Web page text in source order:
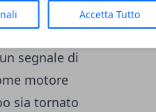
Accetta Tutto
di
non
segnale di
motore
sia tornato